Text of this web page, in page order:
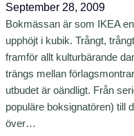
e
g
e
t
z
k
i
c
h
September 28, 2009
Bokmässan är som IKEA
upphöjt i kubik. Trångt,
framför allt kulturbärande
trängs mellan
utbudet är oändligt. Från
populäre boksignatören) till
över…